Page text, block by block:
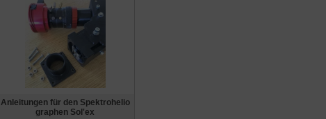
Anleitungen für den Spektrohelio
graphen Sol'ex